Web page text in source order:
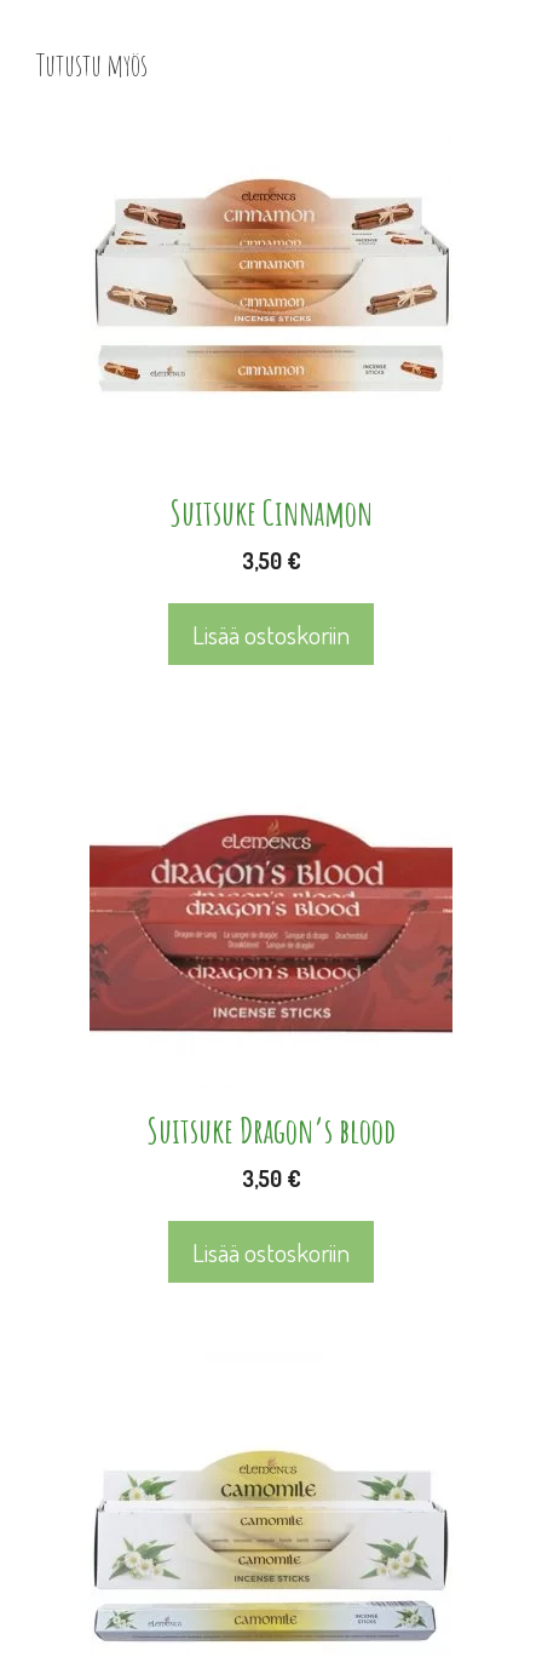
Tutustu myös
Suitsuke Cinnamon
3,50 €
Lisää ostoskoriin
Suitsuke Dragon’s blood
3,50 €
Lisää ostoskoriin